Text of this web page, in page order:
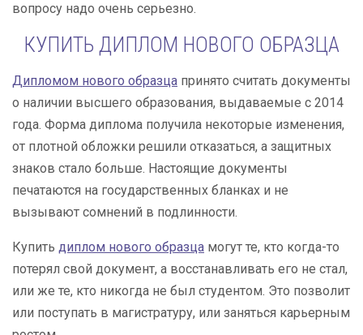
вопросу надо очень серьезно.
КУПИТЬ ДИПЛОМ НОВОГО ОБРАЗЦА
Дипломом нового образца принято считать документы
о наличии высшего образования, выдаваемые с 2014
года. Форма диплома получила некоторые изменения,
от плотной обложки решили отказаться, а защитных
знаков стало больше. Настоящие документы
печатаются на государственных бланках и не
вызывают сомнений в подлинности.
Купить диплом нового образца могут те, кто когда-то
потерял свой документ, а восстанавливать его не стал,
или же те, кто никогда не был студентом. Это позволит
или поступать в магистратуру, или заняться карьерным